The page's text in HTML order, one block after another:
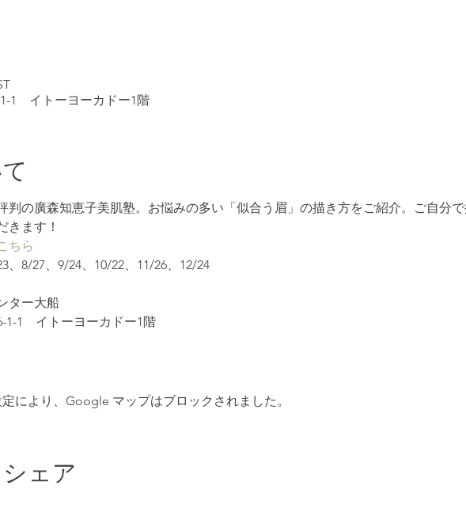
1 イトーヨーカドー1階
判の廣森知恵子美肌塾。お悩みの多い「似合う眉」の描き方をご紹介。ご自分
きます！
ちら
、8/27、9/24、10/22、11/26、12/24
ター大船
イトーヨーカドー1階
により、Google マップはブロックされました。
ェア